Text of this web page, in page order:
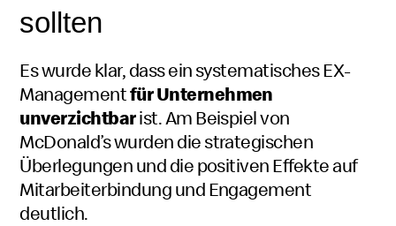
sollten
Es wurde klar, dass ein systematisches EX-
Managementfür Unternehmen
unverzichtbarist. Am Beispiel von
McDonald’swurden die strategischen
Überlegungen und die positiven Effekte auf
Mitarbeiterbindung undEngagement
deutlich.